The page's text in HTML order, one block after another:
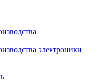
электроники